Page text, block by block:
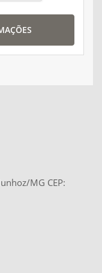
MG CEP: